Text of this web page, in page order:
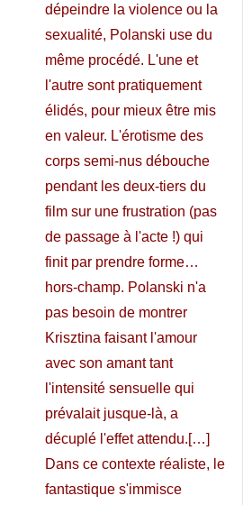
dépeindre la violence ou la
sexualité, Polanski use du
même procédé. L'une et
l'autre sont pratiquement
élidés, pour mieux être mis
en valeur. L'érotisme des
corps semi-nus débouche
pendant les deux-tiers du
film sur une frustration (pas
de passage à l'acte !) qui
finit par prendre forme…
hors-champ. Polanski n'a
pas besoin de montrer
Krisztina faisant l'amour
avec son amant tant
l'intensité sensuelle qui
prévalait jusque-là, a
décuplé l'effet attendu.[…]
Dans ce contexte réaliste, le
fantastique s'immisce